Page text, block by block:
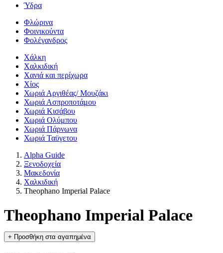
Ύδρα
Φλώρινα
Φοινικούντα
Φολέγανδρος
Χάλκη
Χαλκιδική
Χανιά και περίχωρα
Χίος
Χωριά Αργιθέας/ Μουζάκι
Χωριά Ασπροποτάμου
Χωριά Κισάβου
Χωριά Ολύμπου
Χωριά Πάρνωνα
Χωριά Ταϋγετου
Alpha Guide
Ξενοδοχεία
Μακεδονία
Χαλκιδική
Theophano Imperial Palace
Theophano Imperial Palace
+ Προσθήκη στα αγαπημένα